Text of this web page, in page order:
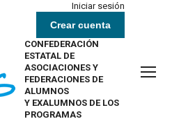
Iniciar sesión
Crear cuenta
CONFEDERACIÓN
ESTATAL DE
ASOCIACIONES Y
FEDERACIONES DE
ALUMNOS
Y EXALUMNOS DE LOS
PROGRAMAS